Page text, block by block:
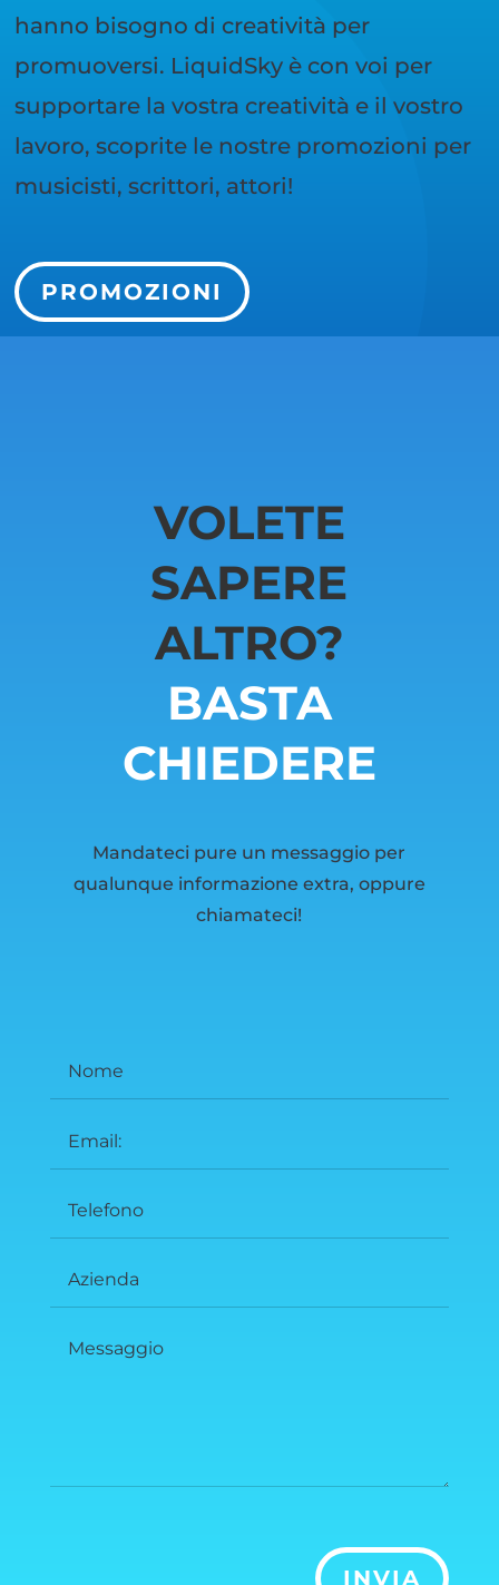
hanno bisogno di creatività per
promuoversi. LiquidSky è con voi per
supportare la vostra creatività e il vostro
lavoro, scoprite le nostre promozioni per
musicisti, scrittori, attori!
PROMOZIONI
VOLETE
SAPERE
ALTRO?
BASTA
CHIEDERE
Mandateci pure un messaggio per
qualunque informazione extra, oppure
chiamateci!
INVIA